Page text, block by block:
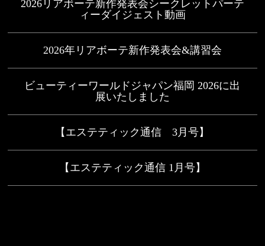
2026リアボーテ新作発表会シークレットパーテ
ィーダイジェスト動画
2026年リアボーテ新作発表会&講習会
ビューティーワールドジャパン福岡 2026に出
展いたしました
【エステティック通信 3月号】
【エステティック通信 1月号】